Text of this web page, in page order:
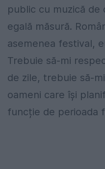
public cu muzică de
egală măsură.
asemenea festival,
Trebuie să-mi
de zile, trebuie să-
oameni care își
funcție de perioada